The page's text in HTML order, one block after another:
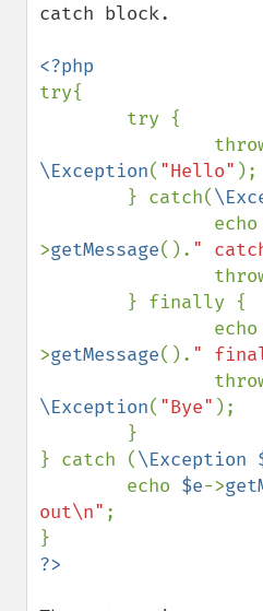
catch block.
try{
\Exception( "Hello" );
        } catch(
                echo
>getMessage(). "
                echo
>getMessage(). "
\Exception( "Bye" );
} catch (\Exception
        echo
$e->
out\n" ;